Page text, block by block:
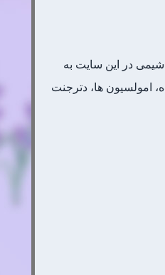
در این سایت به
امولسیون ها، دترجنت